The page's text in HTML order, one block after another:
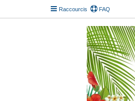
Raccourcis FAQ